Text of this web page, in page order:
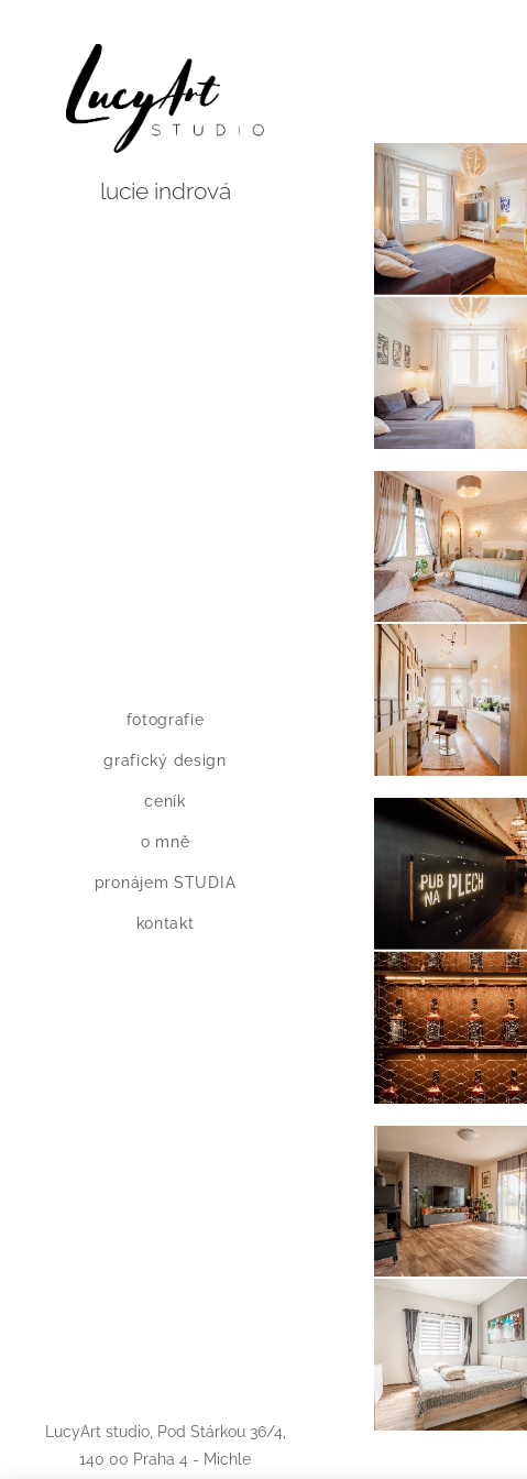
lucie indrová
fotografie
grafický design
ceník
o mně
pronájem STUDIA
kontakt
LucyArt studio, Pod Stárkou 36/4,
140 00 Praha 4 - Michle